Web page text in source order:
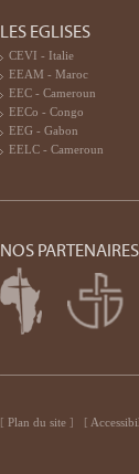
LES EGLISES
CEVI - Italie
EEAM - Maroc
EEC - Cameroun
EECo - Congo
EEG - Gabon
EELC - Cameroun
NOS PARTENAIRES
Plan du site